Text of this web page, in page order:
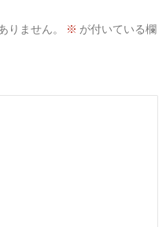
りません。 ※ が付いている欄